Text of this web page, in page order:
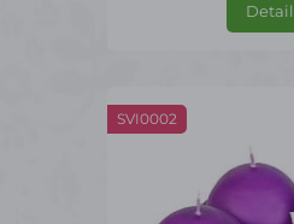
Detail
SVI0002